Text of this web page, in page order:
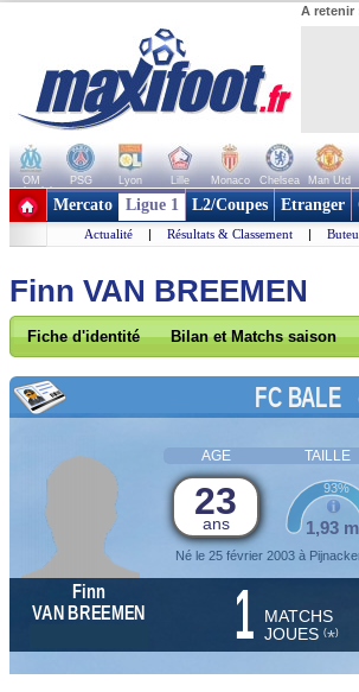
A retenir
OM PSG Lyon Lille Monaco Chelsea Man Utd
+ de clubs
Mercato Ligue 1 L2/Coupes Etranger
Actualité | Résultats & Classement |
Finn VAN BREEMEN
Fiche d'identité Bilan et Matchs saison
FC BALE
AGE TAILLE
23
ans
Né le 25 février 2003 à
1,93 m
93%
Finn
VAN BREEMEN
1 MATCHS
JOUES (*)